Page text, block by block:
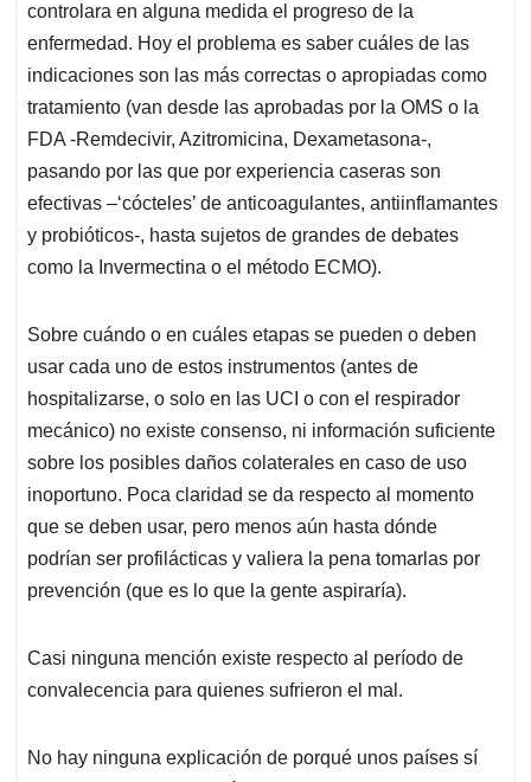
controlara en alguna medida el progreso de la
enfermedad. Hoy el problema es saber cuáles de las
indicaciones son las más correctas o apropiadas como
tratamiento (van desde las aprobadas por la OMS o la
FDA -Remdecivir, Azitromicina, Dexametasona-,
pasando por las que por experiencia caseras son
efectivas –‘cócteles’ de anticoagulantes, antiinflamantes
y probióticos-, hasta sujetos de grandes de debates
como la Invermectina o el método ECMO).
Sobre cuándo o en cuáles etapas se pueden o deben
usar cada uno de estos instrumentos (antes de
hospitalizarse, o solo en las UCI o con el respirador
mecánico) no existe consenso, ni información suficiente
sobre los posibles daños colaterales en caso de uso
inoportuno. Poca claridad se da respecto al momento
que se deben usar, pero menos aún hasta dónde
podrían ser profilácticas y valiera la pena tomarlas por
prevención (que es lo que la gente aspiraría).
Casi ninguna mención existe respecto al período de
convalecencia para quienes sufrieron el mal.
No hay ninguna explicación de porqué unos países sí